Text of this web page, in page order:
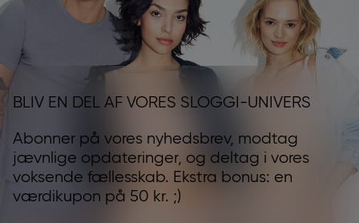
BLIV EN DEL AF VORES SLOGGI-UNIVERS
Abonner på vores nyhedsbrev, modtag
jævnlige opdateringer, og deltag i vores
voksende fællesskab. Ekstra bonus: en
værdikupon på 50 kr. ;)